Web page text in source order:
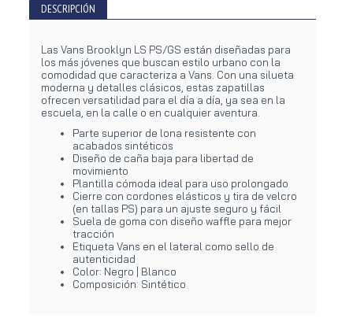
DESCRIPCIÓN
Las Vans Brooklyn LS PS/GS están diseñadas para
los más jóvenes que buscan estilo urbano con la
comodidad que caracteriza a Vans. Con una silueta
moderna y detalles clásicos, estas zapatillas
ofrecen versatilidad para el día a día, ya sea en la
escuela, en la calle o en cualquier aventura.
Parte superior de lona resistente con
acabados sintéticos
Diseño de caña baja para libertad de
movimiento
Plantilla cómoda ideal para uso prolongado
Cierre con cordones elásticos y tira de velcro
(en tallas PS) para un ajuste seguro y fácil
Suela de goma con diseño waffle para mejor
tracción
Etiqueta Vans en el lateral como sello de
autenticidad
Color: Negro | Blanco
Composición: Sintético